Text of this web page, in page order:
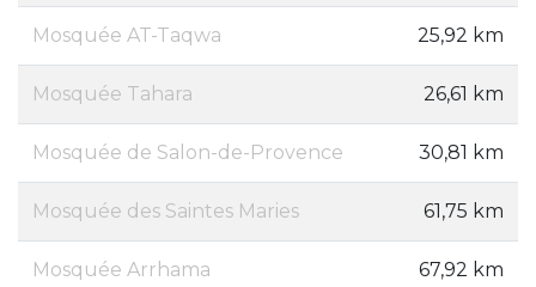
Mosquée AT-Taqwa 25,92 km
Mosquée Tahara 26,61 km
Mosquée de Salon-de-Provence 30,81 km
Mosquée des Saintes Maries 61,75 km
Mosquée Arrhama 67,92 km